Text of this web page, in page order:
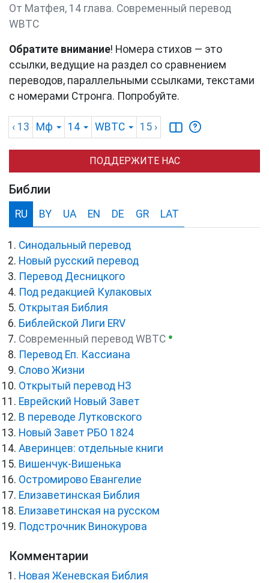
От Матфея, 14 глава. Cовременный перевод
WBTC
Обратите внимание! Номера стихов — это
ссылки, ведущие на раздел со сравнением
переводов, параллельными ссылками, текстами
с номерами Стронга. Попробуйте.
‹ 13 Мф 14 WBTC 15 ›
ПОДДЕРЖИТЕ НАС
Библии
RU BY UA EN DE GR LAT
Синодальный перевод
Новый русский перевод
Перевод Десницкого
Под редакцией Кулаковых
Открытая Библия
Библейской Лиги ERV
Cовременный перевод WBTC ●
Перевод Еп. Кассиана
Слово Жизни
Открытый перевод НЗ
Еврейский Новый Завет
В переводе Лутковского
Новый Завет РБО 1824
Аверинцев: отдельные книги
Вишенчук-Вишенька
Остромирово Евангелие
Елизаветинская Библия
Елизаветинская на русском
Подстрочник Винокурова
Комментарии
Новая Женевская Библия